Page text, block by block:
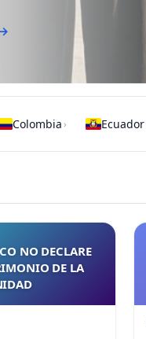
Colombia › Ecuador
NO DECLARE
DE LA